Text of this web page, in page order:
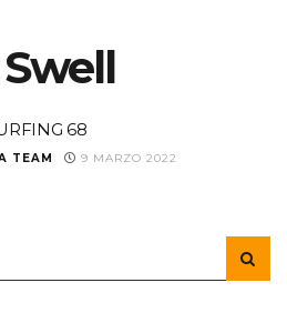
Swell
68
TEAM 9 MARZO 2022